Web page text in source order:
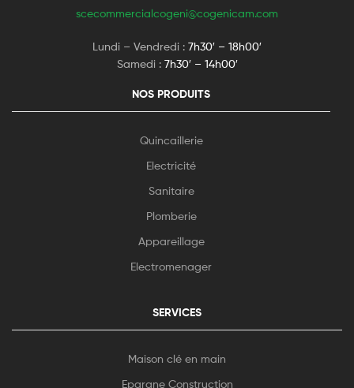
scecommercialcogeni@cogenicam.com
Lundi – Vendredi : 7h30′ – 18h00′
Samedi : 7h30′ – 14h00′
NOS PRODUITS
Quincaillerie
Electricité
Sanitaire
Plomberie
Appareillage
Electromenager
SERVICES
Maison clé en main
Epargne Construction